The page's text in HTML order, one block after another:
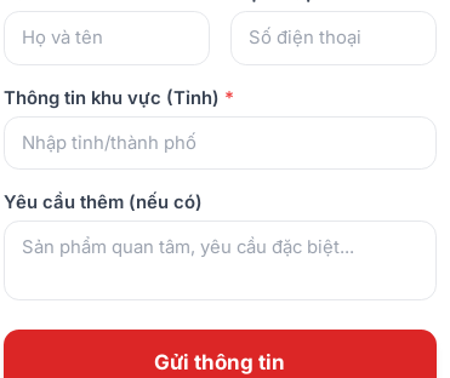
sử dụng ghế massage Osanno Os 300
yêu thích sử
Os 300
Thông tin khu vực (Tỉnh) *
Yêu cầu thêm (nếu có)
Gửi thông tin